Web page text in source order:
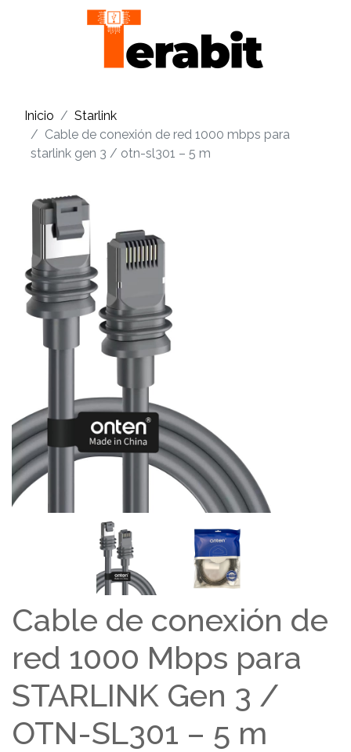
Inicio
Starlink
Cable de conexión de red 1000 mbps para
starlink gen 3 / otn-sl301 – 5 m
Cable de conexión de
red 1000 Mbps para
STARLINK Gen 3 /
OTN-SL301 – 5 m